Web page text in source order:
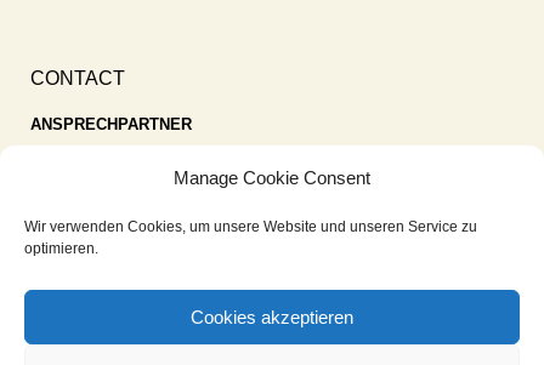
Manage Cookie Consent
Wir verwenden Cookies, um unsere Website und unseren Service zu
optimieren.
Cookies akzeptieren
CONTACT
ANSPRECHPARTNER
IMPRESSUM
COOKIE-RICHTLINIE (EU)